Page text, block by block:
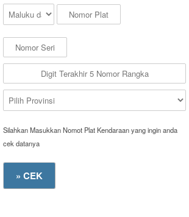
Silahkan Masukkan Nomot Plat Kendaraan yang ingin anda
cek datanya